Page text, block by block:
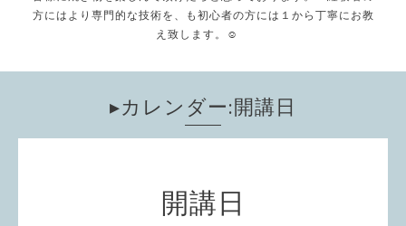
方にはより専門的な技術を、も初心者の方には１から丁寧にお教
え致します。☺️
▸カレンダー:開講日
開講日